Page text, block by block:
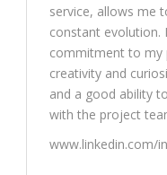
service, allows me
constant evolution.
commitment to my
creativity and
and a good ability
with the project
www.linkedin.com/